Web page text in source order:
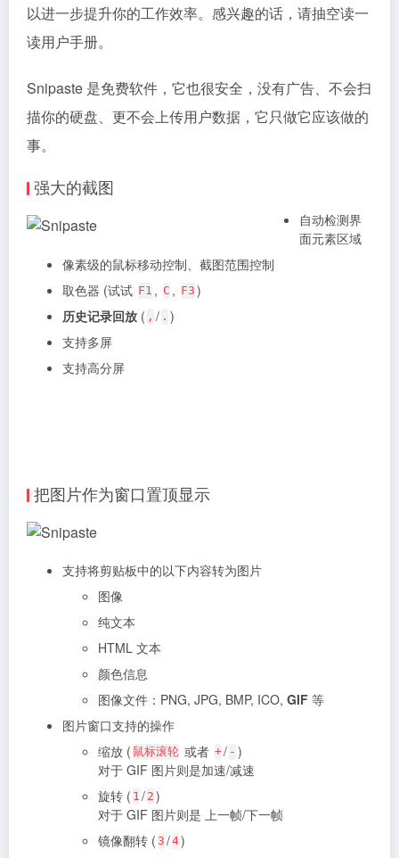
以进一步提升你的工作效率。感兴趣的话，请抽空读一
读用户手册。
Snipaste 是免费软件，它也很安全，没有广告、不会扫
描你的硬盘、更不会上传用户数据，它只做它应该做的
事。
强大的截图
自动检测界
面元素区域
像素级的鼠标移动控制、截图范围控制
取色器 (试试 F1 , C , F3 )
历史记录回放 ( , / . )
支持多屏
支持高分屏
把图片作为窗口置顶显示
支持将剪贴板中的以下内容转为图片
图像
纯文本
HTML 文本
颜色信息
图像文件：PNG, JPG, BMP, ICO, GIF 等
图片窗口支持的操作
缩放 ( 鼠标滚轮 或者 +/ - )
对于 GIF 图片则是加速/减速
旋转 ( 1 / 2 )
对于 GIF 图片则是 上一帧/下一帧
镜像翻转 ( 3 /4)